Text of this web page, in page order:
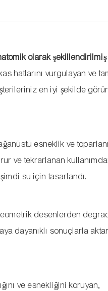
olarak
hatlarını vurgulayan ve
en iyi şekilde
esneklik ve
ve tekrarlanan
su için tasarlandı.
desenlerden
dayanıklı sonuçlarla
ve esnekliğini koruyan,